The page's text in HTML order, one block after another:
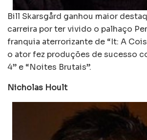
Bill Skarsgård ganhou maior
carreira por ter vivido o palhaço
franquia aterrorizante de “It: A
o ator fez produções de sucesso
4” e “Noites Brutais”.
Nicholas Hoult